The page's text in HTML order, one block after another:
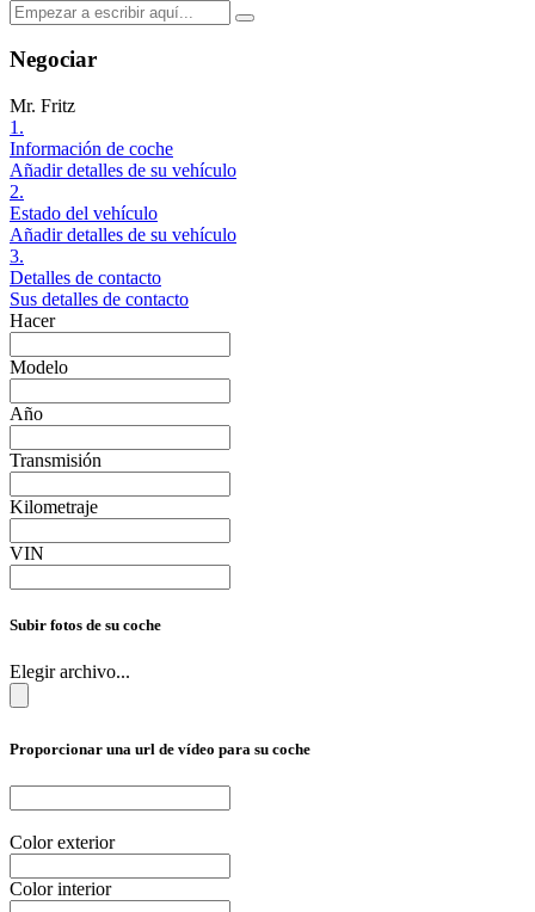
Negociar
Mr. Fritz
1.
Información de coche
Añadir detalles de su vehículo
2.
Estado del vehículo
Añadir detalles de su vehículo
3.
Detalles de contacto
Sus detalles de contacto
Hacer
Modelo
Año
Transmisión
Kilometraje
VIN
Subir fotos de su coche
Elegir archivo...
Proporcionar una url de vídeo para su coche
Color exterior
Color interior